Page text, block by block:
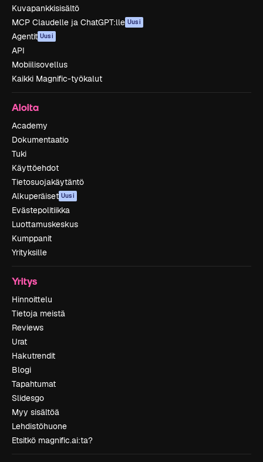
Kuvapankkisisältö
MCP Claudelle ja ChatGPT:lle Uusi
Agentit Uusi
API
Mobiilisovellus
Kaikki Magnific-työkalut
Aloita
Academy
Dokumentaatio
Tuki
Käyttöehdot
Tietosuojakäytäntö
Alkuperäiset Uusi
Evästepolitiikka
Luottamuskeskus
Kumppanit
Yrityksille
Yritys
Hinnoittelu
Tietoja meistä
Reviews
Urat
Hakutrendit
Blogi
Tapahtumat
Slidesgo
Myy sisältöä
Lehdistöhuone
Etsitkö magnific.ai:ta?